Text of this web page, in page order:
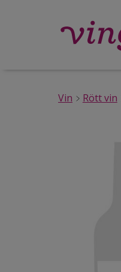
Vin Rött vin